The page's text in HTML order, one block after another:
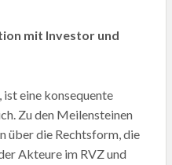
mit Investor und
eine konsequente
Zu den Meilensteinen
über die Rechtsform, die
Akteure im RVZ und